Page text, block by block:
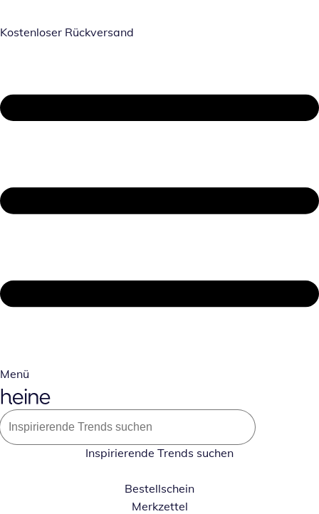
Kostenloser Rückversand
Menü
Inspirierende Trends suchen
Bestellschein
Merkzettel